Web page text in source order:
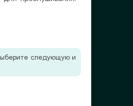
следующую и